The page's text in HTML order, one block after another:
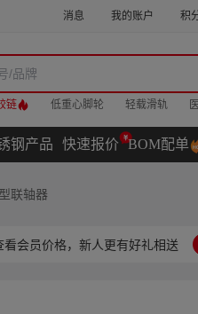
消息 我的账户 积
链 低重心脚轮 轻载滑轨
钢产品 快速报价 BOM配单
联轴器
看会员价格，新人更有好礼相送